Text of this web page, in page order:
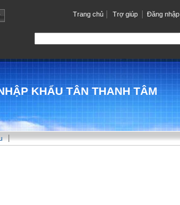
Trang chủ Trợ giúp Đăng nhập
KHẨU TÂN THANH TÂM